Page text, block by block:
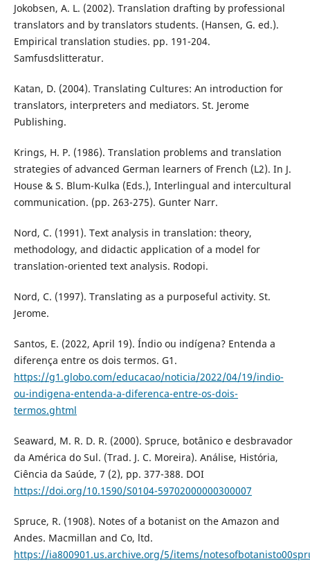
Jokobsen, A. L. (2002). Translation drafting by professional
translators and by translators students. (Hansen, G. ed.).
Empirical translation studies. pp. 191-204.
Samfusdslitteratur.
Katan, D. (2004). Translating Cultures: An introduction for
translators, interpreters and mediators. St. Jerome
Publishing.
Krings, H. P. (1986). Translation problems and translation
strategies of advanced German learners of French (L2). In J.
House & S. Blum-Kulka (Eds.), Interlingual and intercultural
communication. (pp. 263-275). Gunter Narr.
Nord, C. (1991). Text analysis in translation: theory,
methodology, and didactic application of a model for
translation-oriented text analysis. Rodopi.
Nord, C. (1997). Translating as a purposeful activity. St.
Jerome.
Santos, E. (2022, April 19). Índio ou indígena? Entenda a
diferença entre os dois termos. G1.
https://g1.globo.com/educacao/noticia/2022/04/19/indio-
ou-indigena-entenda-a-diferenca-entre-os-dois-
termos.ghtml
Seaward, M. R. D. R. (2000). Spruce, botânico e desbravador
da América do Sul. (Trad. J. C. Moreira). Análise, História,
Ciência da Saúde, 7 (2), pp. 377-388. DOI
https://doi.org/10.1590/S0104-59702000000300007
Spruce, R. (1908). Notes of a botanist on the Amazon and
Andes. Macmillan and Co, ltd.
https://ia800901.us.archive.org/5/items/